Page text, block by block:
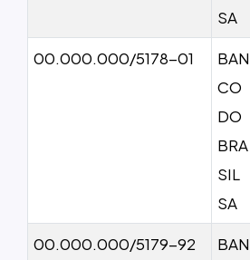
SA
00.000.000/5178-01
BAN
CO
DO
BRA
SIL
SA
00.000.000/5179-92
BAN